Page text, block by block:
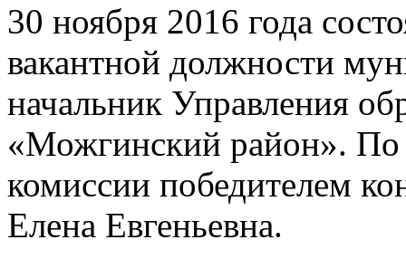
30 ноября 2016 года
вакантной должности
начальник Управления
«Можгинский район».
комиссии победителем
Елена Евгеньевна.